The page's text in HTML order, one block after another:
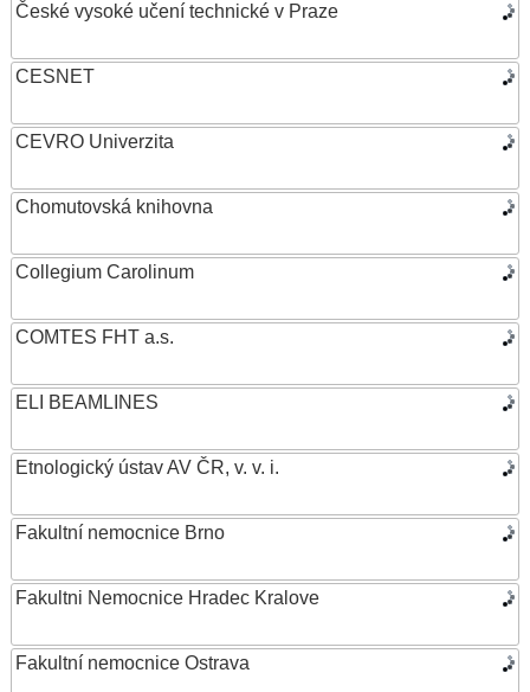
České vysoké učení technické v Praze
CESNET
CEVRO Univerzita
Chomutovská knihovna
Collegium Carolinum
COMTES FHT a.s.
ELI BEAMLINES
Etnologický ústav AV ČR, v. v. i.
Fakultní nemocnice Brno
Fakultni Nemocnice Hradec Kralove
Fakultní nemocnice Ostrava